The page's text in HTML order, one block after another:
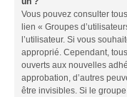
Vous pouvez consulter
lien « Groupes
l’utilisateur. Si vous
approprié. Cependant,
ouverts aux nouvelles
approbation, d’autres
être invisibles. Si le